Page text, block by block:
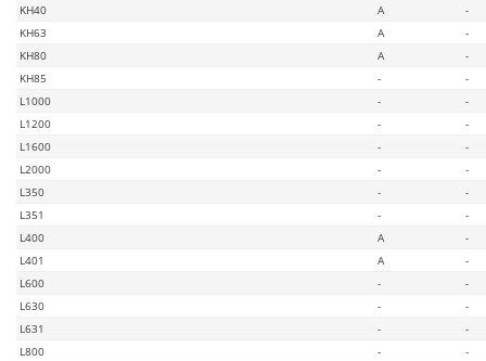
KH40
A
-
KH63
A
-
KH80
A
-
KH85
-
-
L1000
-
-
L1200
-
-
L1600
-
-
L2000
-
-
L350
-
-
L351
-
-
L400
A
-
L401
A
-
L600
-
-
L630
-
-
L631
-
-
L800
-
-